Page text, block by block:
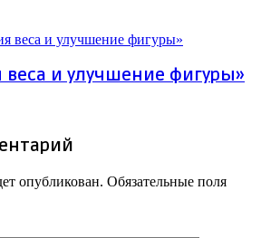
и улучшение фигуры»
опубликован. Обязательные поля